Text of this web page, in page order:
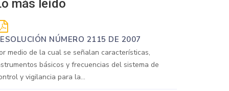
más leído
NÚMERO 2115 DE 2007
medio de la cual se señalan características,
básicos y frecuencias del sistema de
y vigilancia para la...